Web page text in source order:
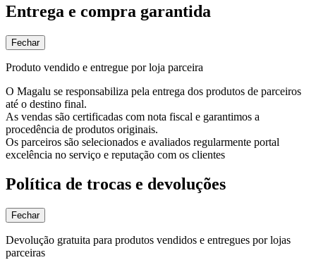
Entrega e compra garantida
Fechar
Produto vendido e entregue por loja parceira
O Magalu se responsabiliza pela entrega dos produtos de parceiros
até o destino final.
As vendas são certificadas com nota fiscal e garantimos a
procedência de produtos originais.
Os parceiros são selecionados e avaliados regularmente portal
excelência no serviço e reputação com os clientes
Política de trocas e devoluções
Fechar
Devolução gratuita para produtos vendidos e entregues por lojas
parceiras